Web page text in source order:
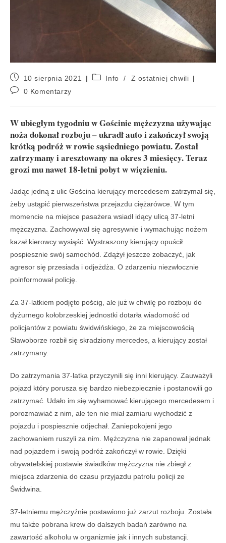
10 sierpnia 2021 Info /
Z ostatniej chwili
0 Komentarzy
W ubiegłym tygodniu w Gościnie mężczyzna używając
noża dokonał rozboju – ukradł auto i zakończył swoją
krótką podróż w rowie sąsiedniego powiatu. Został
zatrzymany i aresztowany na okres 3 miesięcy. Teraz
grozi mu nawet 18-letni pobyt w więzieniu.
Jadąc jedną z ulic Gościna kierujący mercedesem zatrzymał się,
żeby ustąpić pierwszeństwa przejazdu ciężarówce. W tym
momencie na miejsce pasażera wsiadł idący ulicą 37-letni
mężczyzna. Zachowywał się agresywnie i wymachując nożem
kazał kierowcy wysiąść. Wystraszony kierujący opuścił
pospiesznie swój samochód. Zdążył jeszcze zobaczyć, jak
agresor się przesiada i odjeżdża. O zdarzeniu niezwłocznie
poinformował policję.
Za 37-latkiem podjęto pościg, ale już w chwilę po rozboju do
dyżurnego kołobrzeskiej jednostki dotarła wiadomość od
policjantów z powiatu świdwińskiego, że za miejscowością
Sławoborze rozbił się skradziony mercedes, a kierujący został
zatrzymany.
Do zatrzymania 37-latka przyczynili się inni kierujący. Zauważyli
pojazd który porusza się bardzo niebezpiecznie i postanowili go
zatrzymać. Udało im się wyhamować kierującego mercedesem i
porozmawiać z nim, ale ten nie miał zamiaru wychodzić z
pojazdu i pospiesznie odjechał. Zaniepokojeni jego
zachowaniem ruszyli za nim. Mężczyzna nie zapanował jednak
nad pojazdem i swoją podróż zakończył w rowie. Dzięki
obywatelskiej postawie świadków mężczyzna nie zbiegł z
miejsca zdarzenia do czasu przyjazdu patrolu policji ze
Świdwina.
37-letniemu mężczyźnie postawiono już zarzut rozboju. Została
mu także pobrana krew do dalszych badań zarówno na
zawartość alkoholu w organizmie jak i innych substancji.